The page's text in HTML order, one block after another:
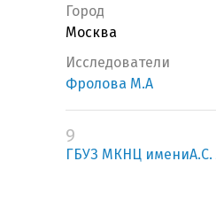
Город
Москва
Исследователи
Фролова М.А
9
ГБУЗ МКНЦ